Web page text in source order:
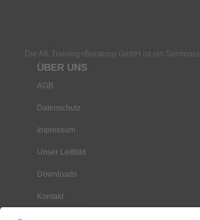
Die AK Training+Beratung GmbH ist ein
ÜBER UNS
AGB
Datenschutz
Impressum
Unser Leitbild
Downloads
Kontakt